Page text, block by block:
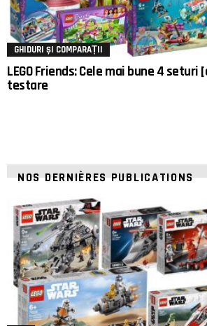
GHIDURI ȘI COMPARAȚII
LEGO Friends: Cele mai bune 4 seturi
testare
NOS DERNIÈRES PUBLICATIONS